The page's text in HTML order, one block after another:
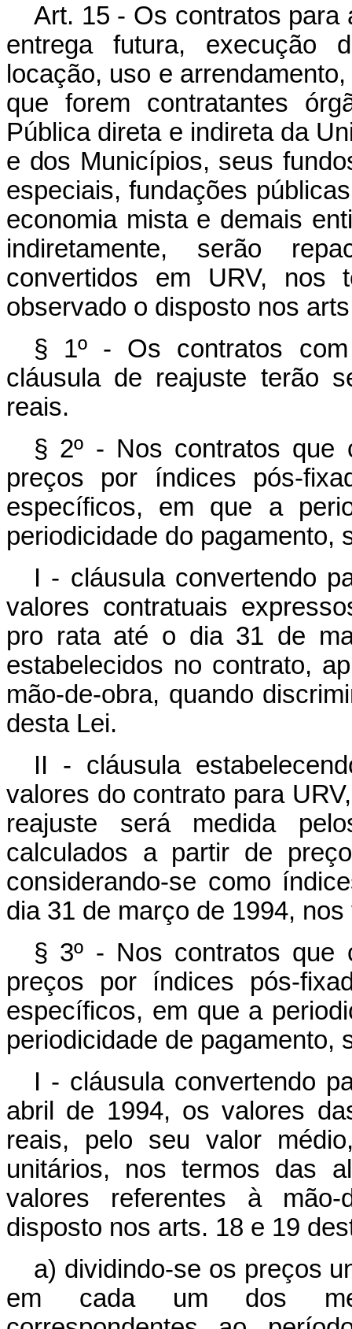
Art. 15 - Os contratos para
entrega futura, execução
locação, uso e
que forem contratantes
Pública direta e indireta da
e dos Municípios, seus
especiais, fundações
economia mista e demais
indiretamente, serão
convertidos em URV, nos
observado o disposto nos
§ 1º - Os contratos com
cláusula de reajuste terão
reais.
§ 2º - Nos contratos que
preços por índices pós-
específicos, em que a
periodicidade do pagamento,
I - cláusula convertendo
valores contratuais
pro rata até o dia 31 de
estabelecidos no contrato,
mão-de-obra, quando
desta Lei.
II - cláusula
valores do contrato para
reajuste será medida
calculados a partir de
considerando-se como
dia 31 de março de 1994,
§ 3º - Nos contratos que
preços por índices pós-
específicos, em que a
periodicidade de pagamento,
I - cláusula convertendo
abril de 1994, os valores
reais, pelo seu valor
unitários, nos termos das
valores referentes à mão-
disposto nos arts. 18 e 19
a) dividindo-se os preços
em cada um dos